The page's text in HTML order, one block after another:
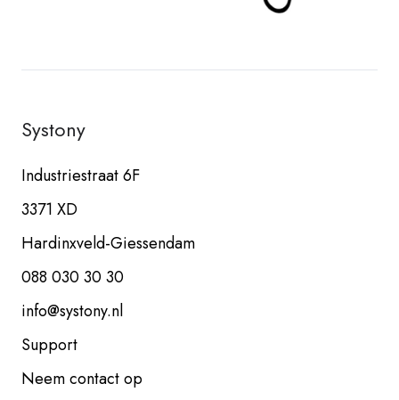
Systony
Industriestraat 6F
3371 XD
Hardinxveld-Giessendam
088 030 30 30
info@systony.nl
Support
Neem contact op